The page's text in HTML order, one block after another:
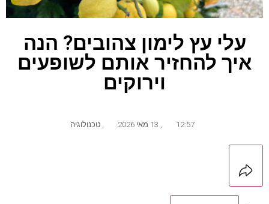
עלי עץ לימון צהובים? הנה
איך להחזיר אותם לשופעים
וירוקים
12:57 טכנולוגיה